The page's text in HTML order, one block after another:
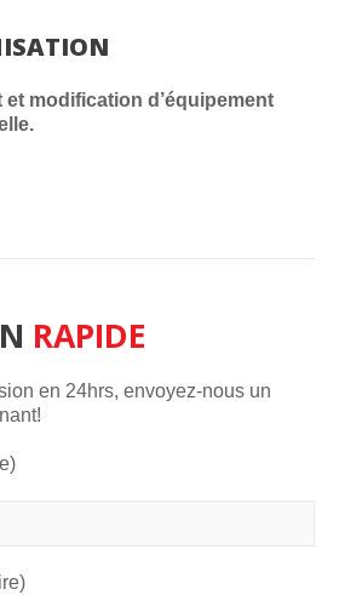
modification d’équipement
RAPIDE
en 24hrs, envoyez-nous un